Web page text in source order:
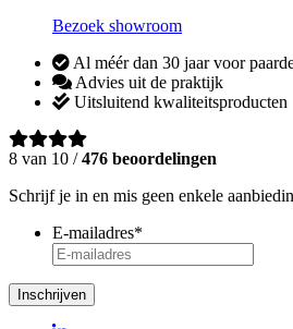
Bezoek showroom
Al méér dan 30 jaar voor
Advies uit de praktijk
Uitsluitend kwaliteitsproducten
8 van 10 /476 beoordelingen
Schrijf je in en mis geen enkele
E-mailadres*
Inschrijven